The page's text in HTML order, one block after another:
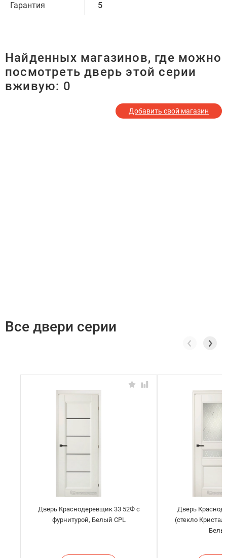
Гарантия 5
Найденных магазинов, где можно
посмотреть дверь этой серии
вживую: 0
Добавить свой магазин
Все двери серии
Дверь Краснодеревщик 33 52Ф с
фурнитурой, Белый CPL
Дверь
(стекло